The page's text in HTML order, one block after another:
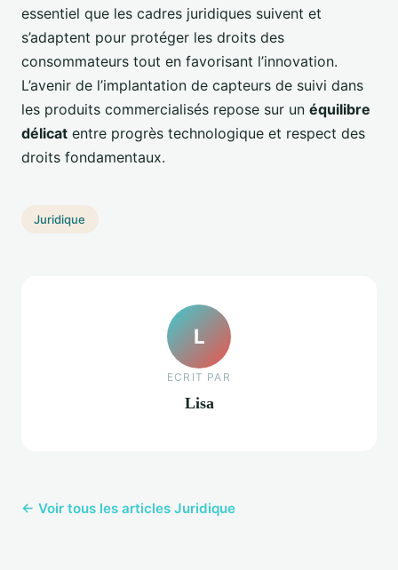
essentiel que les cadres juridiques suivent et
s’adaptent pour protéger les droits des
consommateurs tout en favorisant l’innovation.
L’avenir de l’implantation de capteurs de suivi dans
les produits commercialisés repose sur un équilibre
délicat entre progrès technologique et respect des
droits fondamentaux.
Juridique
L
ECRIT PAR
Lisa
← Voir tous les articles Juridique